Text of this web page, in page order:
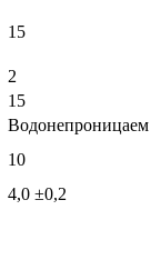
15
2
15
Водонепроницаем
10
4,0 ±0,2